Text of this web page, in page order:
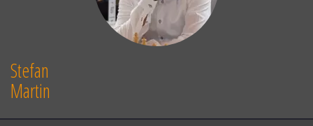
Stefan
Martin